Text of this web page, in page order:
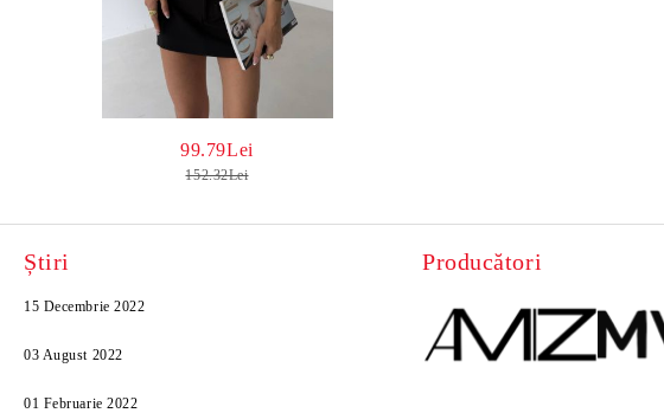
99.79Lei
152.32Lei
Știri
15 Decembrie 2022
03 August 2022
01 Februarie 2022
Producători